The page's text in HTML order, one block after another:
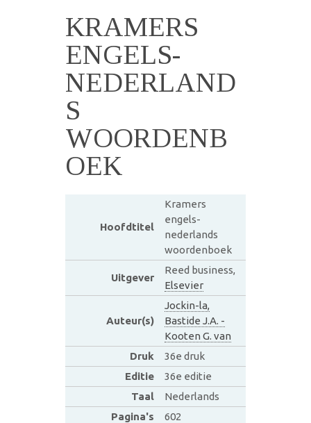
KRAMERS
ENGELS-
NEDERLAND
S
WOORDENB
OEK
Hoofdtitel
Kramers
engels-
nederlands
woordenboek
Uitgever
Reed business,
Elsevier
Auteur(s)
Jockin-la,
Bastide J.A. -
Kooten G. van
Druk
36e druk
Editie
36e editie
Taal
Nederlands
Pagina's
602